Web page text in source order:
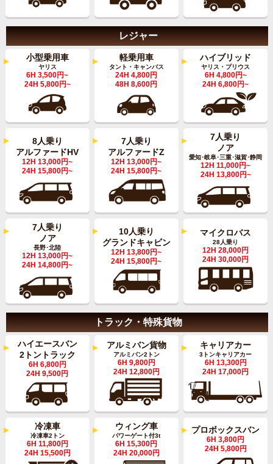
レジャー
小型乗用車
ヤリス
6H 3,500円~
24H 5,800円~
軽乗用車
タント・キャンバス
24H 4,800円
48H 8,600円
ハイブリッド
ヤリス・プリウス
6H 4,800円~
24H 6,800円~
8人乗り
アルファードHV
12H 13,000円~
24H 15,800円~
7人乗り
アルファードZ
12H 13,000円~
24H 15,800円~
7人乗り
ノア
愛知･岐阜･三重･滋賀･静岡
12H 11,000円~
24H 13,800円~
7人乗り
ノア
長野･北陸
12H 13,000円~
24H 14,800円~
10人乗り
グランドキャビン
12H 13,800円~
24H 15,800円~
マイクロバス
28人乗り
12H 28,000円
24H 30,000円
トラック・特殊貨物
ハイエースバン
2トントラック
6H 6,800円
24H 9,500円
アルミバン貨物
アルミバン2トン
6H 9,800円
24H 12,800円
キャリアカー
3トンキャリアカー
6H 13,300円
24H 17,000円
冷凍車
冷凍車2トン
6H 11,800円
24H 15,500円
ウィング車
パワーゲート付3t
6H 15,300円
24H 20,000円
プロボックスバン
6H 3,800円
24H 5,800円